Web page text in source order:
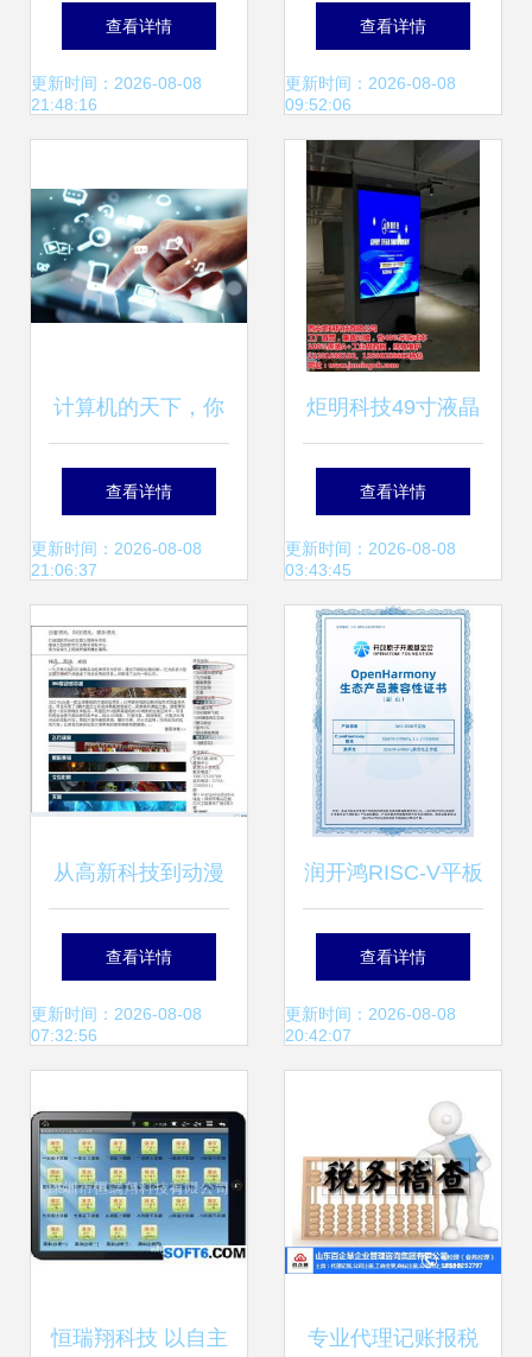
查看详情
更新时间：2026-08-08
21:48:16
成数千万元Pre-
A+轮融资，中关村
发展启航独家投资
加速计算机软硬件
技术开发
查看详情
更新时间：2026-08-08
09:52:06
计算机的天下，你
拿什么赚钱？——
软硬件技术的变迁
与未来
查看详情
更新时间：2026-08-08
21:06:37
炬明科技49寸液晶
拼接方案 视觉与技
术的融合创新
查看详情
更新时间：2026-08-08
03:43:45
从高新科技到动漫
创想 艾特凡斯的多
元化经营矩阵
查看详情
更新时间：2026-08-08
07:32:56
润开鸿RISC-V平板
电脑荣获2023年度
行业信息技术应用
查看详情
更新时间：2026-08-08
20:42:07
恒瑞翔科技 以自主 专业代理记账报税